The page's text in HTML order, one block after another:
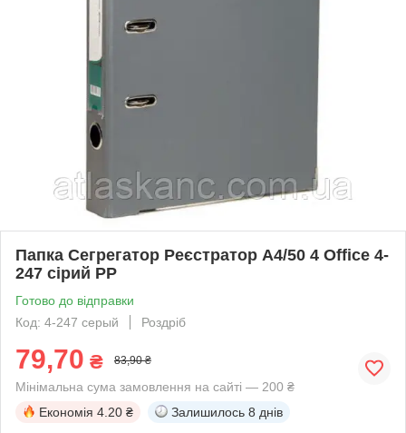
Папка Сегрегатор Реєстратор А4/50 4 Office 4-
247 сірий PP
Готово до відправки
Код: 4-247 серый
Роздріб
79,70 ₴ 83,90 ₴
Мінімальна сума замовлення на сайті — 200 ₴
Економія 4.20 ₴ Залишилось 8 днів